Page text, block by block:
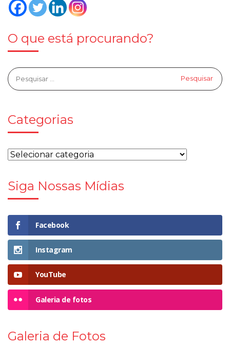
O que está procurando?
Categorias
Siga Nossas Mídias
Facebook
Instagram
YouTube
Galeria de fotos
Galeria de Fotos